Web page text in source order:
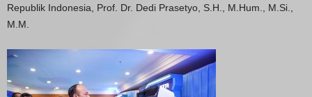
Republik Indonesia, Prof. Dr. Dedi Prasetyo, S.H., M.Hum., M.Si.,
M.M.